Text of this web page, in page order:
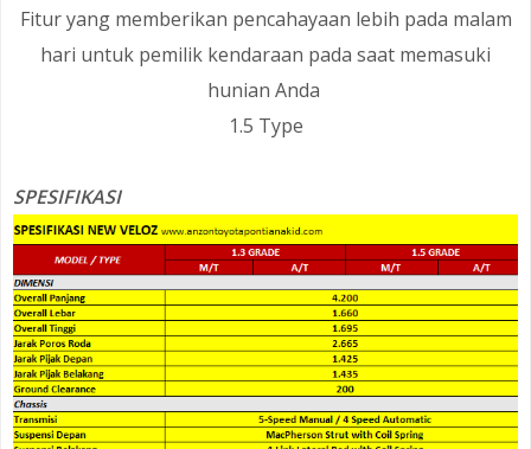
Fitur yang memberikan pencahayaan lebih pada malam
hari untuk pemilik kendaraan pada saat memasuki
hunian Anda
1.5 Type
SPESIFIKASI